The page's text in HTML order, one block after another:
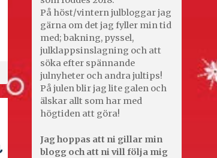
På höst/vintern julbloggar jag
gärna om det jag fyller min tid
med; bakning, pyssel,
julklappsinslagning och att
söka efter spännande
julnyheter och andra jultips!
På julen blir jag lite galen och
älskar allt som har med
högtiden att göra!
Jag hoppas att ni gillar min
blogg och att ni vill följa mig